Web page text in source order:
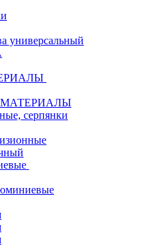
универсальный
серпянки